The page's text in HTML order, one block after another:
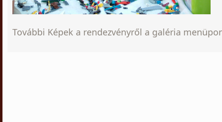
További Képek a rendezvényről a galéria